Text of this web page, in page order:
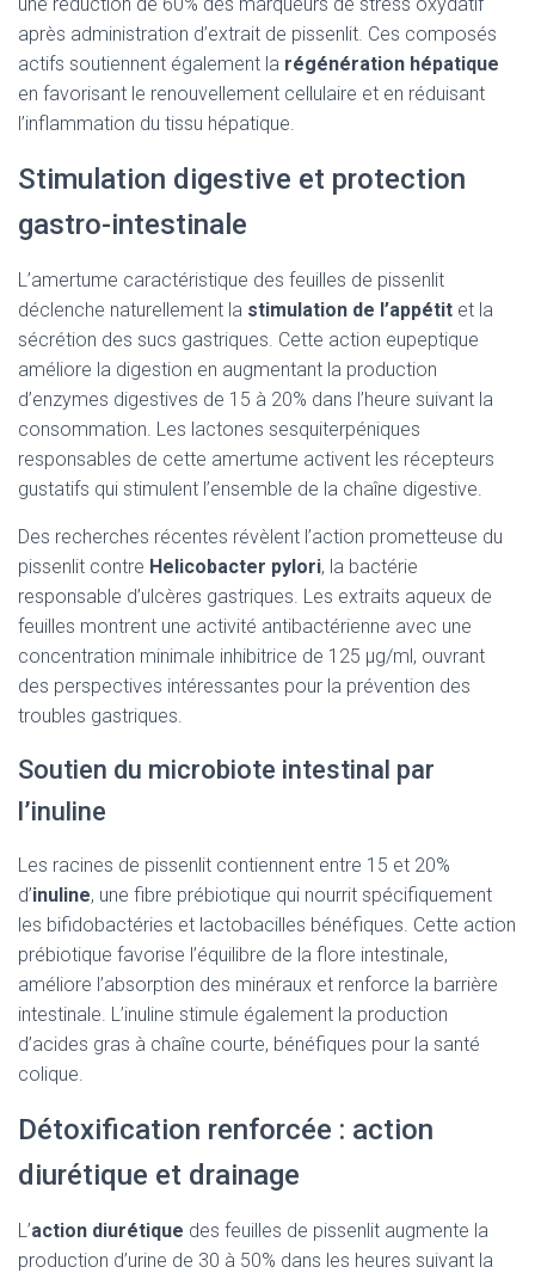
après administration d’extrait de pissenlit. Ces composés
actifs soutiennent également la régénération hépatique
en favorisant le renouvellement cellulaire et en réduisant
l’inflammation du tissu hépatique.
Stimulation digestive et protection
gastro-intestinale
L’amertume caractéristique des feuilles de pissenlit
déclenche naturellement la stimulation de l’appétit et la
sécrétion des sucs gastriques. Cette action eupeptique
améliore la digestion en augmentant la production
d’enzymes digestives de 15 à 20% dans l’heure suivant la
consommation. Les lactones sesquiterpéniques
responsables de cette amertume activent les récepteurs
gustatifs qui stimulent l’ensemble de la chaîne digestive.
Des recherches récentes révèlent l’action prometteuse du
pissenlit contre Helicobacter pylori, la bactérie
responsable d’ulcères gastriques. Les extraits aqueux de
feuilles montrent une activité antibactérienne avec une
concentration minimale inhibitrice de 125 μg/ml, ouvrant
des perspectives intéressantes pour la prévention des
troubles gastriques.
Soutien du microbiote intestinal par
l’inuline
Les racines de pissenlit contiennent entre 15 et 20%
d’inuline, une fibre prébiotique qui nourrit spécifiquement
les bifidobactéries et lactobacilles bénéfiques. Cette action
prébiotique favorise l’équilibre de la flore intestinale,
améliore l’absorption des minéraux et renforce la barrière
intestinale. L’inuline stimule également la production
d’acides gras à chaîne courte, bénéfiques pour la santé
colique.
Détoxification renforcée : action
diurétique et drainage
L’action diurétique des feuilles de pissenlit augmente la
production d’urine de 30 à 50% dans les heures suivant la